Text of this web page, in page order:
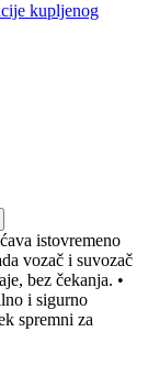
kupljenog
istovremeno
vozač i suvozač
bez čekanja. •
i sigurno
spremni za